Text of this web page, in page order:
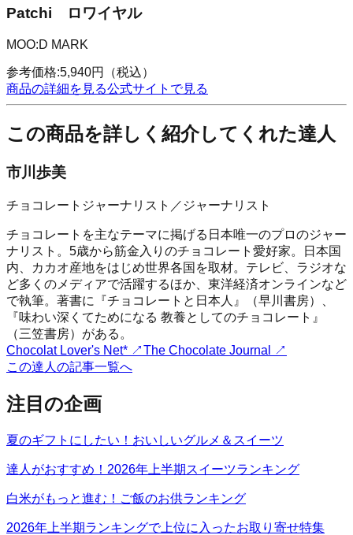
Patchi ロワイヤル
MOO:D MARK
参考価格:5,940円
（税込）
商品の詳細を見る公式サイトで見る
この商品を詳しく紹介してくれた達人
市川歩美
チョコレートジャーナリスト／ジャーナリスト
チョコレートを主なテーマに掲げる日本唯一のプロのジャー
ナリスト。5歳から筋金入りのチョコレート愛好家。日本国
内、カカオ産地をはじめ世界各国を取材。テレビ、ラジオな
ど多くのメディアで活躍するほか、東洋経済オンラインなど
で執筆。著書に『チョコレートと日本人』（早川書房）、
『味わい深くてためになる 教養としてのチョコレート』
（三笠書房）がある。
Chocolat Lover's Net* ↗The Chocolate Journal
↗
この達人の記事一覧へ
注目の企画
夏のギフトにしたい！おいしいグルメ＆スイーツ
達人がおすすめ！2026年上半期スイーツランキング
白米がもっと進む！ご飯のお供ランキング
2026年上半期ランキングで上位に入ったお取り寄せ特集